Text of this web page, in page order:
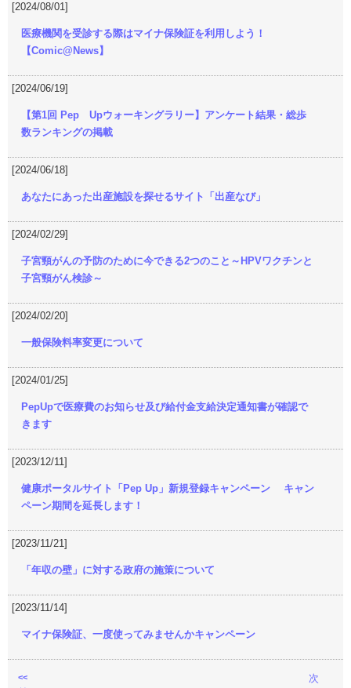
[2024/08/01]
医療機関を受診する際はマイナ保険証を利用しよう！
【Comic@News】
[2024/06/19]
【第1回 Pep Upウォーキングラリー】アンケート結果・総歩
数ランキングの掲載
[2024/06/18]
あなたにあった出産施設を探せるサイト「出産なび」
[2024/02/29]
子宮頸がんの予防のために今できる2つのこと～HPVワクチンと
子宮頸がん検診～
[2024/02/20]
一般保険料率変更について
[2024/01/25]
PepUpで医療費のお知らせ及び給付金支給決定通知書が確認で
きます
[2023/12/11]
健康ポータルサイト「Pep Up」新規登録キャンペーン キャン
ペーン期間を延長します！
[2023/11/21]
「年収の壁」に対する政府の施策について
[2023/11/14]
マイナ保険証、一度使ってみませんかキャンペーン
<< 次